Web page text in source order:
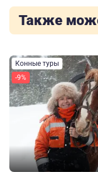
Также
Конные туры
-9%